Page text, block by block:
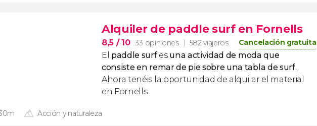
Alquiler de paddle surf en Fornells
8,5 / 10 33 opiniones 582 viajeros Cancelación gratuita
El paddle surfes una actividad de moda que
consiste en remar de pie sobre una tabla de surf.
Ahora tenéis la oportunidad de alquilar el material
en Fornells.
Acción y naturaleza